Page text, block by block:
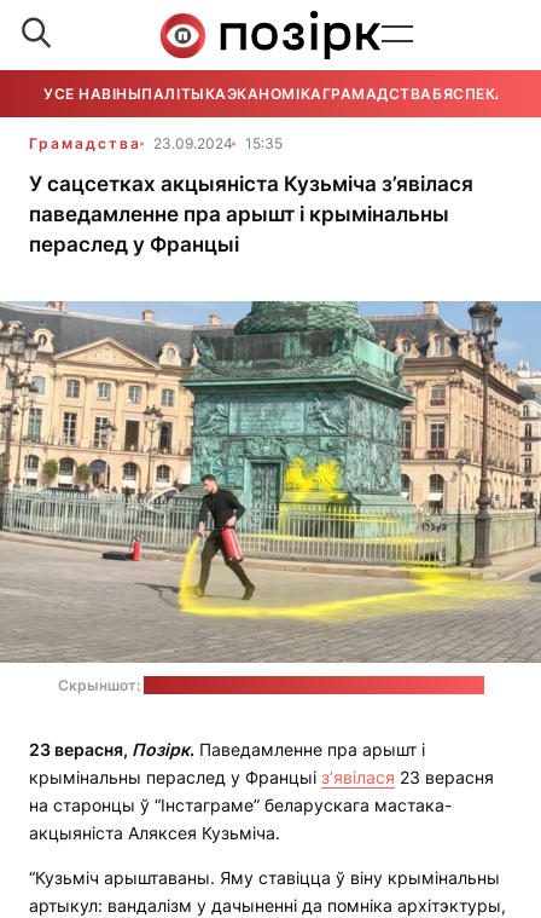
УСЕ НАВІНЫПАЛІТЫКАЭКАНОМІКАГРАМАДСТВАБЯСПЕКА
Грамадства 23.09.2024 15:35
У сацсетках акцыяніста Кузьміча з’явілася
паведамленне пра арышт і крымінальны
пераслед у Францыі
Скрыншот:
23 верасня, Позірк. Паведамленне пра арышт і
крымінальны пераслед у Францыі з’явілася 23 верасня
на старонцы ў “Інстаграме” беларускага мастака-
акцыяніста Аляксея Кузьміча.
“Кузьміч арыштаваны. Яму ставіцца ў віну крымінальны
артыкул: вандалізм у дачыненні да помніка архітэктуры,